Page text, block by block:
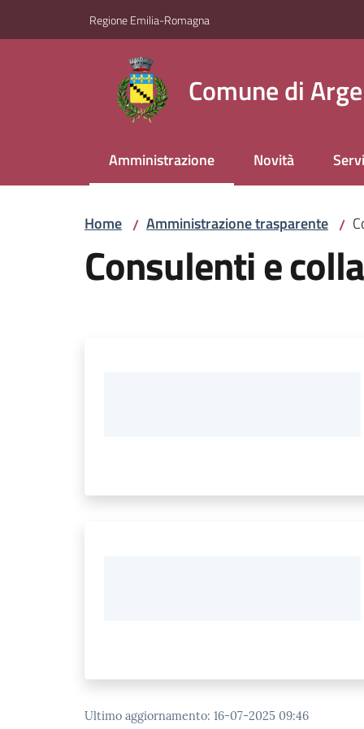
Regione Emilia-Romagna
Comune di
Amministrazione
Menu selezionato Novità
Home / Amministrazione trasparente /
Consulenti e
Ultimo aggiornamento: 16-07-2025 09:46